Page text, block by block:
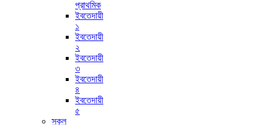
প্রাথমিক
ইবতেদায়ী
১
ইবতেদায়ী
২
ইবতেদায়ী
৩
ইবতেদায়ী
৪
ইবতেদায়ী
৫
স্কুল